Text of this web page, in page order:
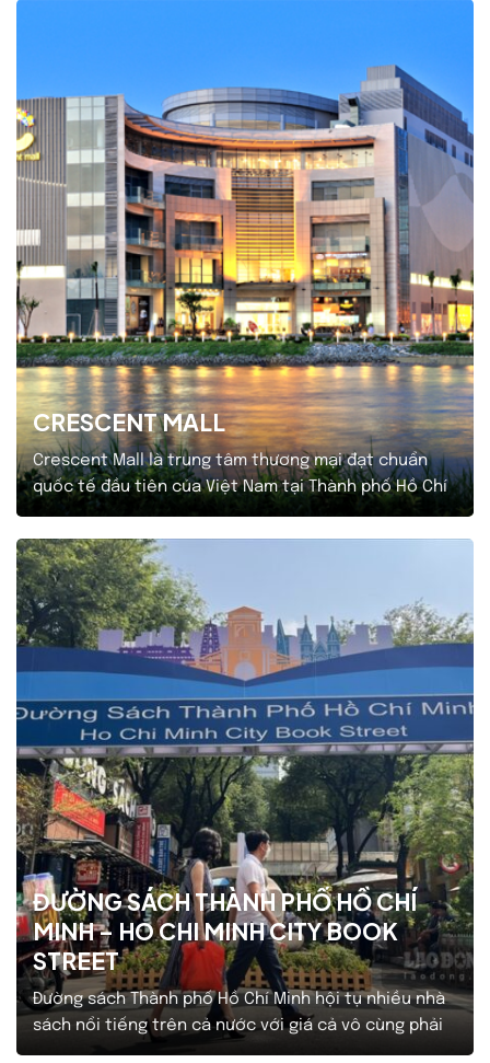
CRESCENT MALL
Crescent Mall là trung tâm thương mại đạt chuẩn
quốc tế đầu tiên của Việt Nam tại Thành phố Hồ Chí
Minh đủ sức cạnh tranh với các trung tâm mua sắm
nổi tiếng tại Hồng Kông, Singapore và các nước khác
trong khu vực Châu Á. Crescent Mall tập trung hơn
200 cửa hàng…
ĐƯỜNG SÁCH THÀNH PHỐ HỒ CHÍ
MINH – HO CHI MINH CITY BOOK
STREET
Đường sách Thành phố Hồ Chí Minh hội tụ nhiều nhà
sách nổi tiếng trên cả nước với giá cả vô cùng phải
chăng. Các đơn vị, công ty phát hành đều xuất hiện